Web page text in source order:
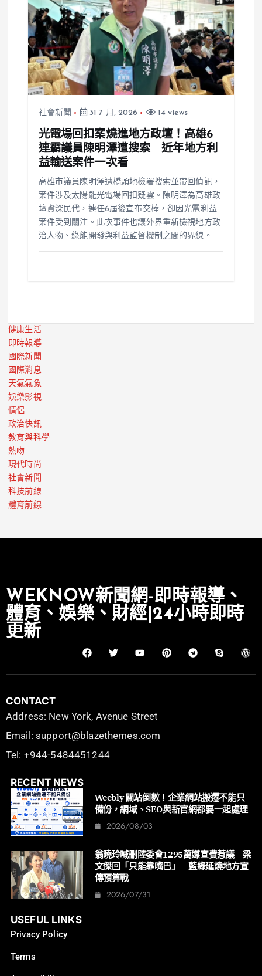
社會新聞 31 7 月, 2026 14 views
光電場回扣案燒進地方政壇！高雄6
連霸議員陳明澤遭搜索 近年地方利
益輸送案件一次看
高雄市議員陳明澤遭橋頭地檢署搜索並帶回偵訊，
案件涉及太陽能光電場回扣疑雲。陳明澤為高雄政
壇資深民代，連任6屆後宣布交棒，卻因光電利益
案件受到關注。此次事件也讓外界重新檢視地方政
治人物、綠能開發與利益監督機制之間的界線。
健康生活
即時報導
國際新聞
國際消息
天氣氣象
娛樂影視
情侶
政治快訊
教育與科學
熱吻
現代時尚
社會新聞
科技前線
體育前線
WEKNOW新聞網-即時報導、
體育、娛樂、財經|24小時即時
更新
CONTACT
Address: New York, Avenue Street
Email: support@blazethemes.com
Tel: +944-5484451244
RECENT NEWS
Weebly 關站倒數！企業網站搬遷不能只
備份，網域、SEO與新官網都要一起處理
2026/08/03
翁曉玲喊刪陸委會1295萬媒宣費惹議 梁
文傑回「只能靠嘴巴」 藍綠延燒地方宣
傳預算戰
2026/07/31
USEFUL LINKS
Privacy Policy
Terms